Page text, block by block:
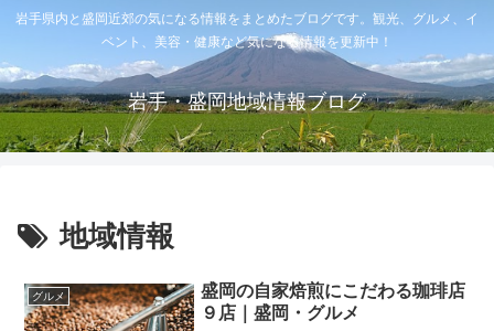
岩手県内と盛岡近郊の気になる情報をまとめたブログです。観光、グルメ、イ
ベント、美容・健康など気になる情報を更新中！
岩手・盛岡地域情報ブログ
地域情報
グルメ
盛岡の自家焙煎にこだわる珈琲店
９店｜盛岡・グルメ